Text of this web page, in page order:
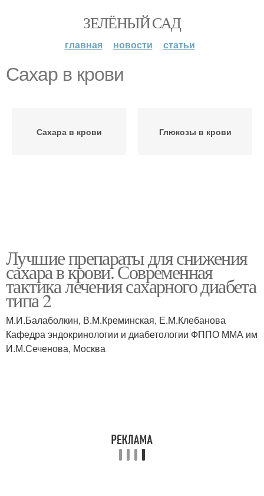
ЗЕЛЁНЫЙ САД
главная новости статьи
Сахар в крови
Сахара в крови Глюкозы в крови
Лучшие препараты для снижения
сахара в крови. Современная
тактика лечения сахарного диабета
типа 2
М.И.Балаболкин, В.М.Креминская, Е.М.Клебанова
Кафедра эндокринологии и диабетологии ФППО ММА им
И.М.Сеченова, Москва